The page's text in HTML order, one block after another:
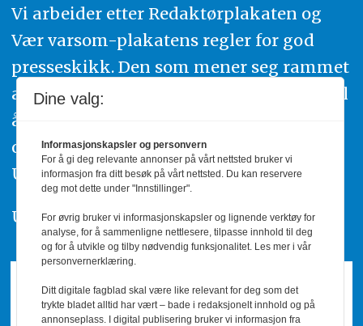
Vi arbeider etter Redaktørplakaten og
Vær varsom-plakatens regler for god
presseskikk. Den som mener seg rammet
av urettmessig publisering, oppfordres til
å ta kontakt med redaksjonen. Du kan
også klage inn saker til Pressens Faglige
Utvalg,www.pfu.no.
Utgiver: PBL
Dine valg:
Informasjonskapsler og personvern
For å gi deg relevante annonser på vårt nettsted bruker vi
informasjon fra ditt besøk på vårt nettsted. Du kan reservere
deg mot dette under "Innstillinger".
For øvrig bruker vi informasjonskapsler og lignende verktøy for
analyse, for å sammenligne nettlesere, tilpasse innhold til deg
og for å utvikle og tilby nødvendig funksjonalitet. Les mer i vår
personvernerklæring.
Ditt digitale fagblad skal være like relevant for deg som det
trykte bladet alltid har vært – bade i redaksjonelt innhold og på
annonseplass. I digital publisering bruker vi informasjon fra